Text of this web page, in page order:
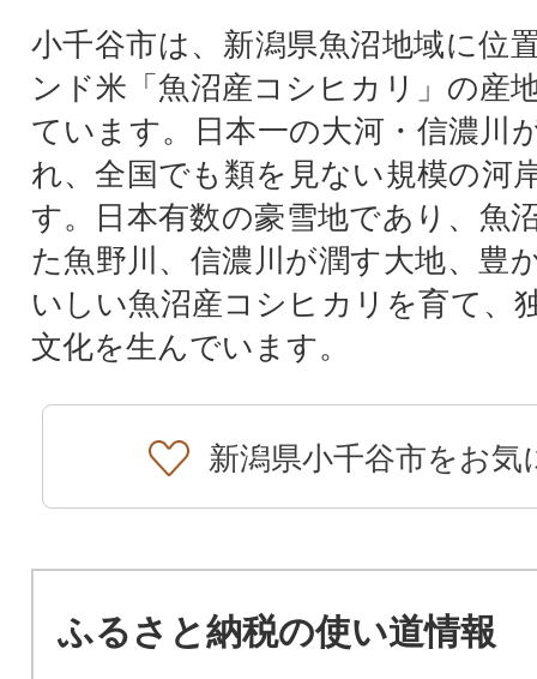
小千谷市は、新潟県魚沼地域に位
ンド米「魚沼産コシヒカリ」の産
ています。日本一の大河・信濃川
れ、全国でも類を見ない規模の河
す。日本有数の豪雪地であり、魚
た魚野川、信濃川が潤す大地、豊
いしい魚沼産コシヒカリを育て、
文化を生んでいます。
新潟県小千谷市をお気
ふるさと納税の使い道情報